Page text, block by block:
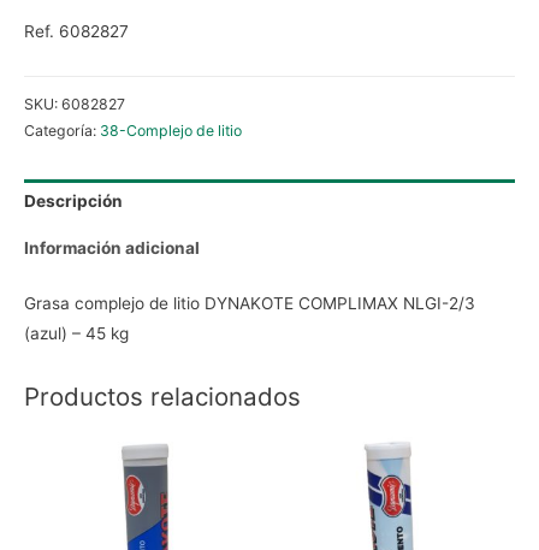
Ref. 6082827
SKU: 6082827
Categoría: 38-Complejo de litio
Descripción
Información adicional
Grasa complejo de litio DYNAKOTE COMPLIMAX NLGI-2/3
(azul) – 45 kg
Productos relacionados